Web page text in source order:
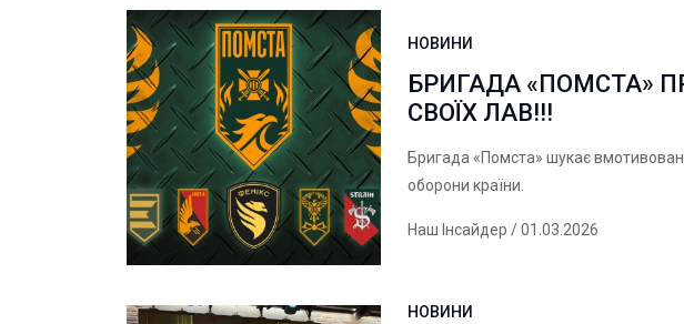
НОВИНИ
БРИГАДА «ПОМСТА»
СВОЇХ ЛАВ!!!
Бригада «Помста» шукає
оборони країни.
Наш Інсайдер / 01.03.2026
НОВИНИ